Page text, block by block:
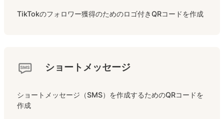
TikTokのフォロワー獲得のためのロゴ付きQRコードを作成
ショートメッセージ
ショートメッセージ（SMS）を作成するためのQRコードを
作成